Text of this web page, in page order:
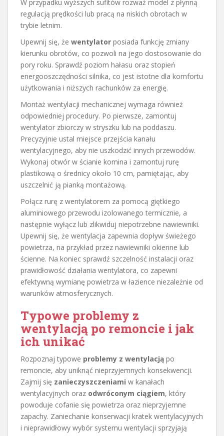
W przypadku wyższych sufitów rozważ model z płynną
regulacją prędkości lub pracą na niskich obrotach w
trybie letnim.
Upewnij się, że wentylator posiada funkcję zmiany
kierunku obrotów, co pozwoli na jego dostosowanie do
pory roku. Sprawdź poziom hałasu oraz stopień
energooszczędności silnika, co jest istotne dla komfortu
użytkowania i niższych rachunków za energię.
Montaż wentylacji mechanicznej wymaga również
odpowiedniej procedury. Po pierwsze, zamontuj
wentylator zbiorczy w stryszku lub na poddaszu.
Precyzyjnie ustal miejsce przejścia kanału
wentylacyjnego, aby nie uszkodzić innych przewodów.
Wykonaj otwór w ścianie komina i zamontuj rurę
plastikową o średnicy około 10 cm, pamiętając, aby
uszczelnić ją pianką montażową.
Połącz rurę z wentylatorem za pomocą giętkiego
aluminiowego przewodu izolowanego termicznie, a
następnie wyłącz lub zlikwiduj niepotrzebne nawiewniki.
Upewnij się, że wentylacja zapewnia dopływ świeżego
powietrza, na przykład przez nawiewniki okienne lub
ścienne. Na koniec sprawdź szczelność instalacji oraz
prawidłowość działania wentylatora, co zapewni
efektywną wymianę powietrza w łazience niezależnie od
warunków atmosferycznych.
Typowe problemy z
wentylacją po remoncie i jak
ich unikać
Rozpoznaj typowe problemy z wentylacją po
remoncie, aby uniknąć nieprzyjemnych konsekwencji.
Zajmij się zanieczyszczeniami w kanałach
wentylacyjnych oraz odwróconym ciągiem, który
powoduje cofanie się powietrza oraz nieprzyjemne
zapachy. Zaniechanie konserwacji kratek wentylacyjnych
i nieprawidłowy wybór systemu wentylacji sprzyjają